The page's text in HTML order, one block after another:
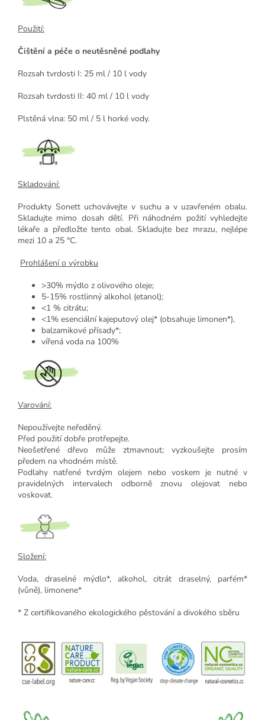
Použití:
Čištění a péče o neutěsněné podlahy
Rozsah tvrdosti I: 25 ml / 10 l vody
Rozsah tvrdosti II: 40 ml / 10 l vody
Plstěná vlna: 50 ml / 5 l horké vody.
Skladování:
Produkty Sonett uchovávejte v suchu a v uzavřeném obalu.
Skladujte mimo dosah dětí. Při náhodném požití vyhledejte
lékaře a předložte tento obal. Skladujte bez mrazu, nejlépe
mezi 10 a 25 °C.
Prohlášení o výrobku
>30% mýdlo z olivového oleje;
5-15% rostlinný alkohol (etanol);
<1 % citrátu;
<1% esenciální kajeputový olej* (obsahuje limonen*),
balzamikové přísady*;
vířená voda na 100%
Varování:
Nepoužívejte neředěný.
Před použití dobře protřepejte.
Neošetřené dřevo může ztmavnout; vyzkoušejte prosím
předem na vhodném místě.
Podlahy natřené tvrdým olejem nebo voskem je nutné v
pravidelných intervalech odborně znovu olejovat nebo
voskovat.
Složení:
Voda, draselné mýdlo*, alkohol, citrát draselný, parfém*
(vůně), limonene*
* Z certifikovaného ekologického pěstování a divokého sběru